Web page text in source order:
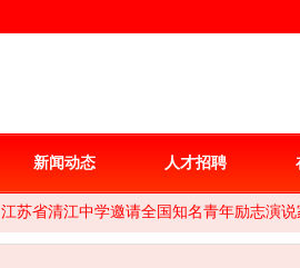
新闻动态 人才招聘
江苏省清江中学邀请全国知名青年励志演